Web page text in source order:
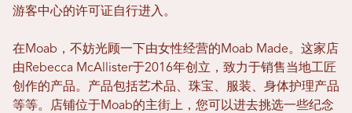
游客中心的许可证自行进入。
在Moab，不妨光顾一下由女性经营的Moab Made。这家店
由Rebecca McAllister于2016年创立，致力于销售当地工匠
创作的产品。产品包括艺术品、珠宝、服装、身体护理产品
等等。店铺位于Moab的主街上，您可以进去挑选一些纪念